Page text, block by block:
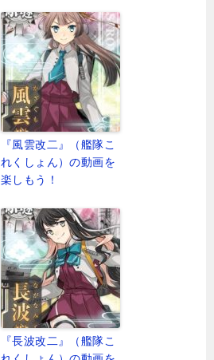
『風雲改二』（艦隊こ
れくしょん）の動画を
楽しもう！
『長波改二』（艦隊こ